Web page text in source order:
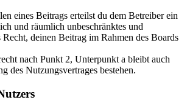
eines Beitrags erteilst du dem Betreiber ein
und räumlich unbeschränktes und
Recht, deinen Beitrag im Rahmen des Boards
nach Punkt 2, Unterpunkt a bleibt auch
des Nutzungsvertrages bestehen.